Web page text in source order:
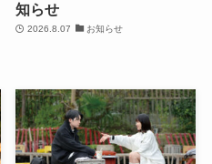
知らせ
2026.8.07 お知らせ